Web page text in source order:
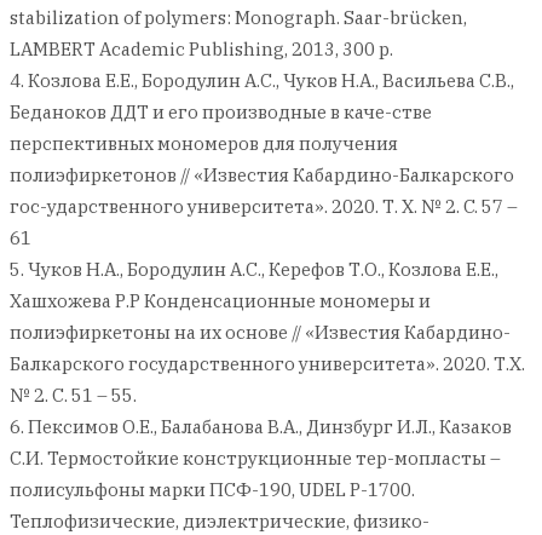
stabilization of polymers: Monograph. Saar-brücken,
LAMBERT Academic Publishing, 2013, 300 p.
4. Козлова Е.Е., Бородулин А.С., Чуков Н.А., Васильева С.В.,
Беданоков ДДТ и его производные в каче-стве
перспективных мономеров для получения
полиэфиркетонов // «Известия Кабардино-Балкарского
гос-ударственного университета». 2020. Т. X. № 2. C. 57 –
61
5. Чуков Н.А., Бородулин А.С., Керефов Т.О., Козлова Е.Е.,
Хашхожева Р.Р Конденсационные мономеры и
полиэфиркетоны на их основе // «Известия Кабардино-
Балкарского государственного университета». 2020. Т.X.
№ 2. С. 51 – 55.
6. Пексимов О.Е., Балабанова В.А., Динзбург И.Л., Казаков
С.И. Термостойкие конструкционные тер-мопласты –
полисульфоны марки ПСФ-190, UDEL P-1700.
Теплофизические, диэлектрические, физико-